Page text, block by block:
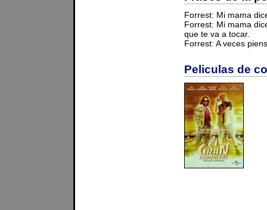
Forrest: Mi mama
Forrest: Mi mama
que te va a tocar.
Forrest: A veces
Peliculas de